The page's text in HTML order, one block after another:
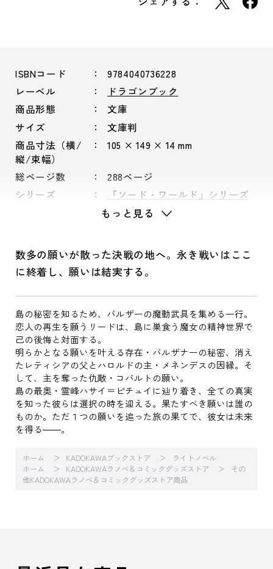
ISBNコード
9784040736228
レーベル
ドラゴンブック
商品形態
文庫
サイズ
文庫判
商品寸法（横/
縦/束幅）
105 × 149 × 14 mm
総ページ数
288ページ
シリーズ
『ソード・ワールド』シリーズ
もっと見る
数多の願いが散った決戦の地へ。永き戦いはここ
に終着し、願いは結実する。
島の秘密を知るため、バルザーの魔動武具を集める一行。
恋人の再生を願うリードは、島に巣食う魔女の精神世界で
己の後悔と対面する。
明らかとなる願いを叶える存在・バルザナーの秘密、消え
たレティシアの父とハロルドの主・メネンデスの因縁。そ
して、主を奪った仇敵・コバルトの願い。
島の最奥・霊峰ハサイ＝ピチュイに辿り着き、全ての真実
を知った彼らは選択の時を迎える。果たすべき願いは誰の
ものか。ただ１つの願いを追った旅の果てで、彼女は未来
を得る――。
ホーム KADOKAWAブックストア
ライトノベル
ホーム
KADOKAWAラノベ＆コミックグッズストア
その
他KADOKAWAラノベ＆コミックグッズストア商品